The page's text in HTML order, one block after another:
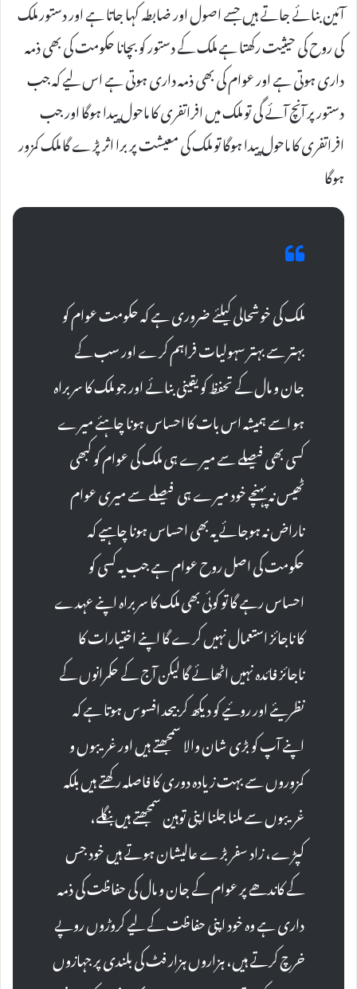
آئین بنائے جاتے ہیں جسے اصول اور ضابطہ کہا جاتا ہے اور دستور ملک
کی روح کی حیثیت رکھتا ہے ملک کے دستور کو بچانا حکومت کی بھی ذمہ
داری ہوتی ہے اور عوام کی بھی ذمہ داری ہوتی ہے اس لیے کہ جب
دستور پر آنچ آئے گی تو ملک میں افراتفری کا ماحول پیدا ہوگا اور جب
افراتفری کا ماحول پیدا ہوگا تو ملک کی معیشت پر برا اثر پڑے گا ملک کمزور
ہوگا
ملک کی خوشحالی کیلئے ضروری ہے کہ حکومت عوام کو
بہتر سے بہتر سہولیات فراہم کرے اور سب کے
جان و مال کے تحفظ کو یقینی بنائے اور جو ملک کا سربراہ
ہو اسے ہمیشہ اس بات کا احساس ہونا چاہئے میرے
کسی بھی فیصلے سے میرے ہی ملک کی عوام کو کبھی
ٹھیس نہ پہنچے خود میرے ہی فیصلے سے میری عوام
ناراض نہ ہوجائے یہ بھی احساس ہونا چاہیے کہ
حکومت کی اصل روح عوام ہے جب یہ کسی کو
احساس رہے گا تو کوئی بھی ملک کا سربراہ اپنے عہدے
کا ناجائز استعمال نہیں کرے گا اپنے اختیارات کا
ناجائز فائدہ نہیں اٹھائے گا لیکن آج کے حکمرانوں کے
نظریئے اور روئیے کو دیکھ کر بیحد افسوس ہوتا ہے کہ
اپنے آپ کو بڑی شان والا سمجھتے ہیں اور غریبوں و
کمزوروں سے بہت زیادہ دوری کا فاصلہ رکھتے ہیں بلکہ
غریبوں سے ملنا جلنا اپنی توہین سمجھتے ہیں بنگلے،
کپڑے، زاد سفر بڑے عالیشان ہوتے ہیں خود جس
کے کاندھے پر عوام کے جان و مال کی حفاظت کی ذمہ
داری ہے وہ خود اپنی حفاظت کے لیے کروڑوں روپے
خرچ کرتے ہیں، ہزاروں ہزار فٹ کی بلندی پر جہازوں